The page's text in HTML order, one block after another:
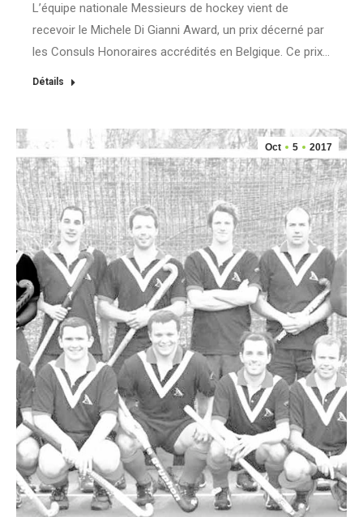
L’équipe nationale Messieurs de hockey vient de
recevoir le Michele Di Gianni Award, un prix décerné par
les Consuls Honoraires accrédités en Belgique. Ce prix…
Détails
Oct 5 2017